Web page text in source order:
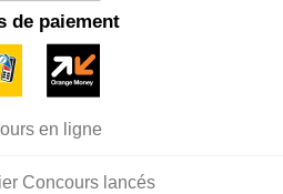
de paiement
en ligne
Concours lancés